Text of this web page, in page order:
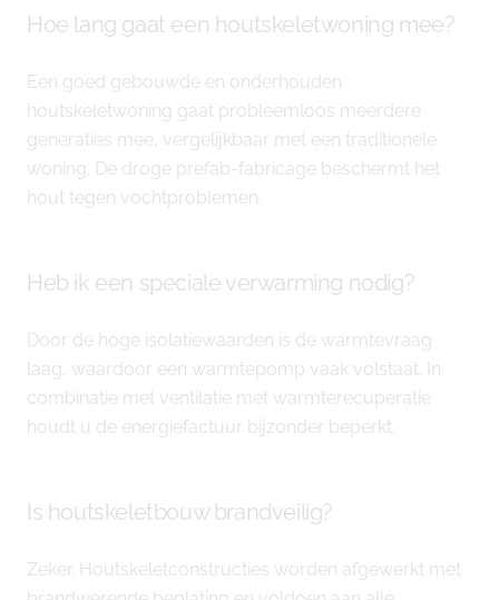
Hoe lang gaat een houtskeletwoning mee?
Een goed gebouwde en onderhouden
houtskeletwoning gaat probleemloos meerdere
generaties mee, vergelijkbaar met een traditionele
woning. De droge prefab-fabricage beschermt het
hout tegen vochtproblemen.
Heb ik een speciale verwarming nodig?
Door de hoge isolatiewaarden is de warmtevraag
laag, waardoor een warmtepomp vaak volstaat. In
combinatie met ventilatie met warmterecuperatie
houdt u de energiefactuur bijzonder beperkt.
Is houtskeletbouw brandveilig?
Zeker. Houtskeletconstructies worden afgewerkt met